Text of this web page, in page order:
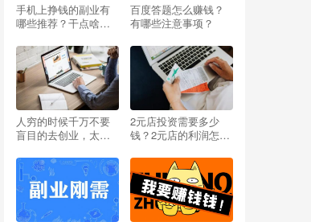
手机上挣钱的副业有
哪些推荐？干点啥能
百度答题怎么赚钱？
有哪些注意事项？
人穷的时候千万不要
盲目的去创业，太扎
2元店投资需要多少
钱？2元店的利润怎么
钱？